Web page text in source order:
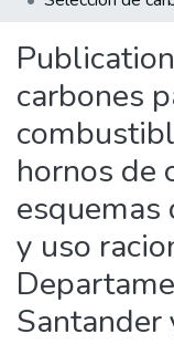
carbones
hornos de
y uso
Santander